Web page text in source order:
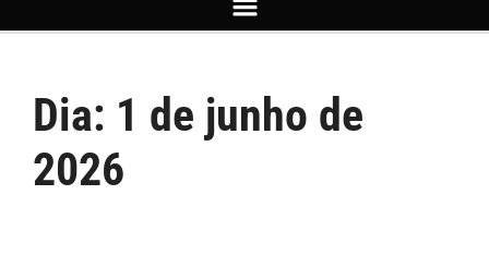
Dia: 1 de junho de
2026